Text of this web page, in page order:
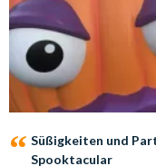
Süßigkeiten und
Spooktacular